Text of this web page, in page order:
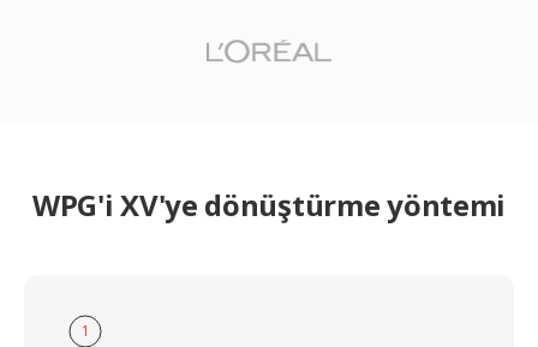
WPG'i XV'ye dönüştürme yöntemi
1